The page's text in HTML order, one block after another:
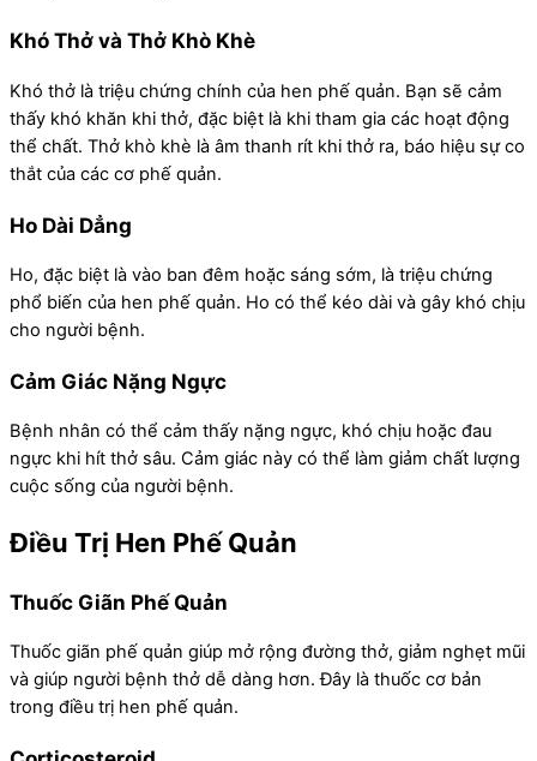
Khó Thở và Thở Khò Khè
Khó thở là triệu chứng chính của hen phế quản. Bạn sẽ cảm
thấy khó khăn khi thở, đặc biệt là khi tham gia các hoạt động
thể chất. Thở khò khè là âm thanh rít khi thở ra, báo hiệu sự co
thắt của các cơ phế quản.
Ho Dài Dẳng
Ho, đặc biệt là vào ban đêm hoặc sáng sớm, là triệu chứng
phổ biến của hen phế quản. Ho có thể kéo dài và gây khó chịu
cho người bệnh.
Cảm Giác Nặng Ngực
Bệnh nhân có thể cảm thấy nặng ngực, khó chịu hoặc đau
ngực khi hít thở sâu. Cảm giác này có thể làm giảm chất lượng
cuộc sống của người bệnh.
Điều Trị Hen Phế Quản
Thuốc Giãn Phế Quản
Thuốc giãn phế quản giúp mở rộng đường thở, giảm nghẹt mũi
và giúp người bệnh thở dễ dàng hơn. Đây là thuốc cơ bản
trong điều trị hen phế quản.